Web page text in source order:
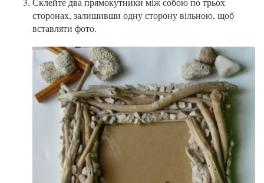
сторонах, залишивши одну сторону вільною, щоб
вставляти фото.